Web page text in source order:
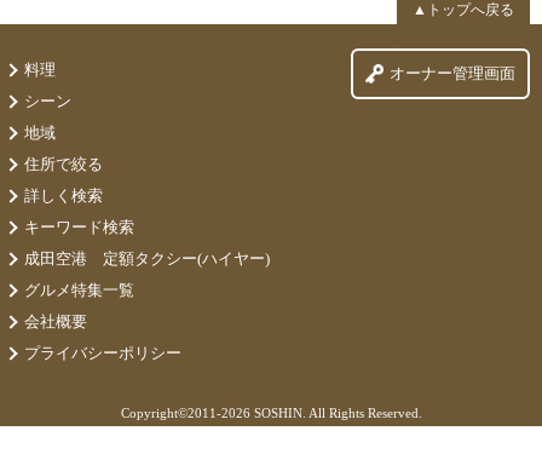
▲トップへ戻る
料理
シーン
地域
住所で絞る
詳しく検索
キーワード検索
成田空港 定額タクシー(ハイヤー)
グルメ特集一覧
会社概要
プライバシーポリシー
オーナー管理画面
Copyright©2011-2026 SOSHIN. All Rights Reserved.